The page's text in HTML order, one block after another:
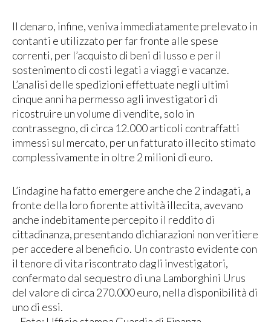
Il denaro, infine, veniva immediatamente prelevato in
contanti e utilizzato per far fronte alle spese
correnti, per l’acquisto di beni di lusso e per il
sostenimento di costi legati a viaggi e vacanze.
L’analisi delle spedizioni effettuate negli ultimi
cinque anni ha permesso agli investigatori di
ricostruire un volume di vendite, solo in
contrassegno, di circa 12.000 articoli contraffatti
immessi sul mercato, per un fatturato illecito stimato
complessivamente in oltre 2 milioni di euro.
L’indagine ha fatto emergere anche che 2 indagati, a
fronte della loro fiorente attività illecita, avevano
anche indebitamente percepito il reddito di
cittadinanza, presentando dichiarazioni non veritiere
per accedere al beneficio. Un contrasto evidente con
il tenore di vita riscontrato dagli investigatori,
confermato dal sequestro di una Lamborghini Urus
del valore di circa 270.000 euro, nella disponibilità di
uno di essi.